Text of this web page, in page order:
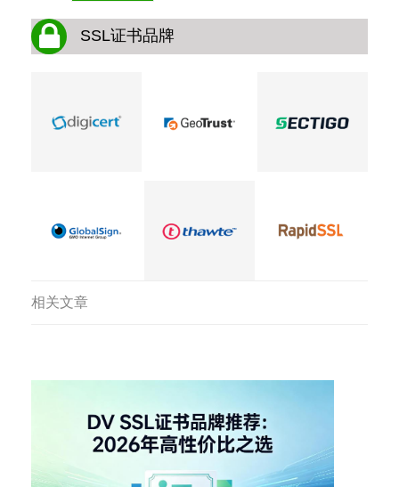
SSL证书品牌
相关文章